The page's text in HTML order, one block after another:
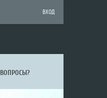
ВХОД
ВОПРОСЫ?